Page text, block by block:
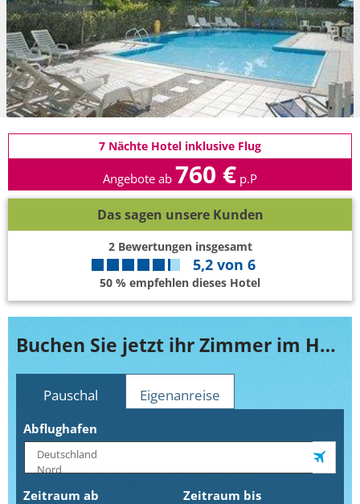
7 Nächte Hotel inklusive Flug
Angebote ab 760 € p.P
Das sagen unsere Kunden
2Bewertungen insgesamt
5,2 von 6
50 % empfehlen dieses Hotel
Buchen Sie jetzt ihr Zimmer im Helvetia
Pauschal Eigenanreise
Abflughafen
Zeitraum ab Zeitraum bis